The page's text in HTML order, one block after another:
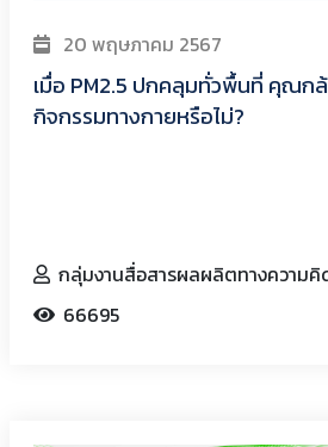
20 พฤษภาคม 2567
เมื่อ PM2.5 ปกคลุมทั่วพื้นที่ คุณก
กิจกรรมทางกายหรือไม่?
กลุ่มงานสื่อสารผลผลิตทางความคิ
66695